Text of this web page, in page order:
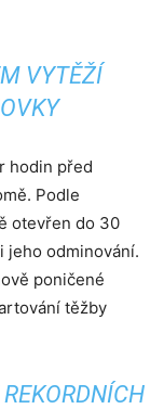
VYTĚŽÍ
hodin před
Podle
otevřen do 30
jeho odminování.
poničené
těžby